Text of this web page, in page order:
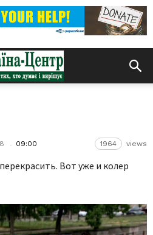
09:00 1964 views
Вот уже и колер